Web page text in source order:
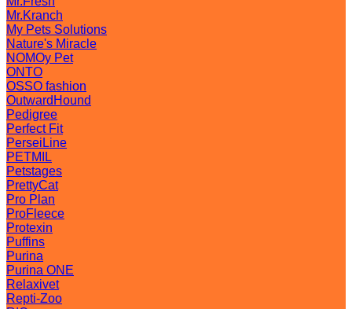
Mr.Kranch
My Pets Solutions
Nature's Miracle
NOMOy Pet
ONTO
OSSO fashion
OutwardHound
Pedigree
Perfect Fit
PerseiLine
PETMIL
Petstages
PrettyCat
Pro Plan
ProFleece
Protexin
Puffins
Purina
Purina ONE
Relaxivet
Repti-Zoo